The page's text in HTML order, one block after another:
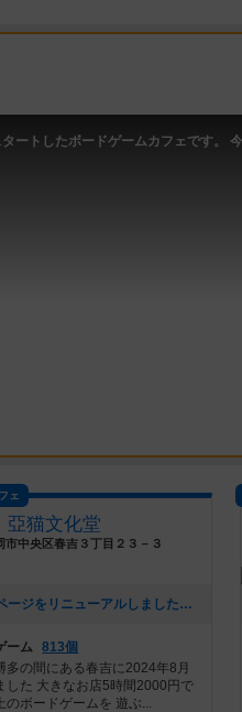
ートしたボードゲームカフェです。
ェ
亞猫文化堂
市中央区春吉３丁目２３－３
[NEW] ホームページをリニューアルしました！（2025年04月01日 15時56分）
ーム 813個
多の間にある春吉に2024年8月
した 大きなお店5時間2000円で
のボードゲームを 遊ぶ...